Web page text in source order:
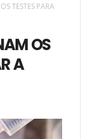
TESTES PARA
OS
A